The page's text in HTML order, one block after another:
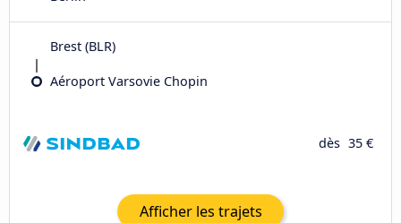
Brest (BLR)
Aéroport Varsovie Chopin
dès 35 €
Afficher les trajets